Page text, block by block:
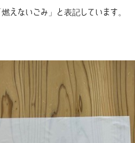
えないごみ」と表記しています。